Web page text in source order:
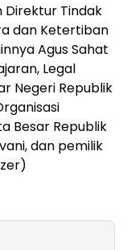
Direktur Tindak
dan Ketertiban
Agus Sahat
Legal
Negeri Republik
Besar Republik
dan pemilik